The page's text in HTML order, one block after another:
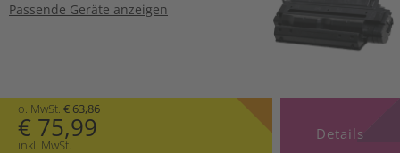
Passende Geräte anzeigen
o. MwSt. € 63,86
€ 75,99
inkl. MwSt.
Details